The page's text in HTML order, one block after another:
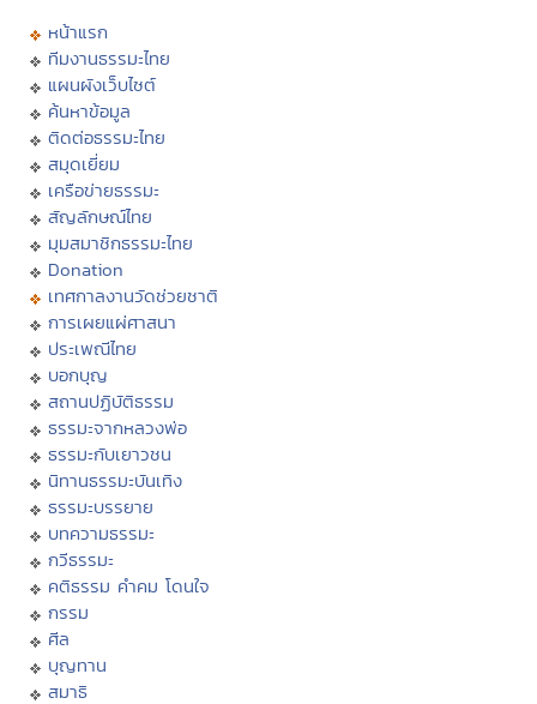
หน้าแรก
ทีมงานธรรมะไทย
แผนผังเว็บไซต์
ค้นหาข้อมูล
ติดต่อธรรมะไทย
สมุดเยี่ยม
เครือข่ายธรรมะ
สัญลักษณ์ไทย
มุมสมาชิกธรรมะไทย
Donation
เทศกาลงานวัดช่วยชาติ
การเผยแผ่ศาสนา
ประเพณีไทย
บอกบุญ
สถานปฏิบัติธรรม
ธรรมะจากหลวงพ่อ
ธรรมะกับเยาวชน
นิทานธรรมะบันเทิง
ธรรมะบรรยาย
บทความธรรมะ
กวีธรรมะ
คติธรรม คำคม โดนใจ
กรรม
ศีล
บุญทาน
สมาธิ